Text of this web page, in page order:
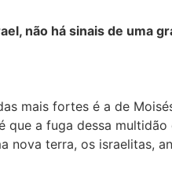
não há sinais de uma
mais fortes é a de
a fuga dessa
terra, os israelitas,